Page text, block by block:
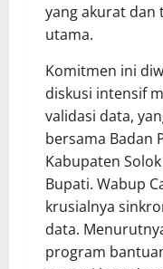
yang akurat
utama.
Komitmen ini
diskusi intensif
validasi data,
bersama Badan
Kabupaten
Bupati. Wabup
krusialnya
data.
program